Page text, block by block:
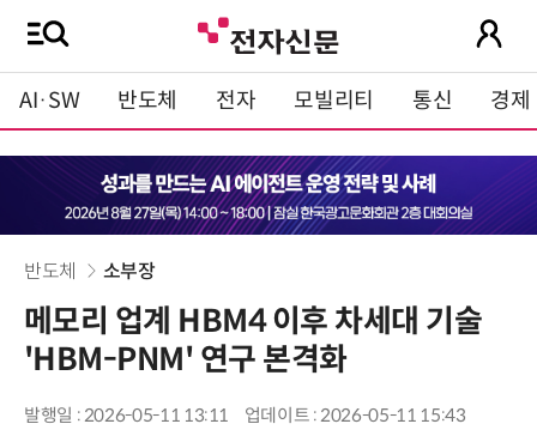
AI·SW 반도체 전자 모빌리티 통신 경제
반도체 소부장
메모리 업계 HBM4 이후 차세대 기술
'HBM-PNM' 연구 본격화
발행일 : 2026-05-11 13:11
업데이트 : 2026-05-11 15:43